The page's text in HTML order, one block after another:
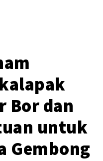
Bor dan
untuk
Gembong